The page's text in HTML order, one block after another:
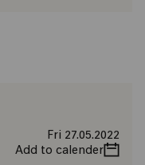
Fri 27.05.2022
Add to calender